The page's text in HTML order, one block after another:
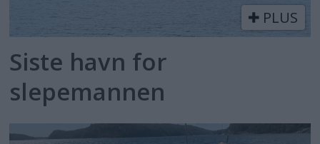
PLUS
Siste havn for
slepemannen